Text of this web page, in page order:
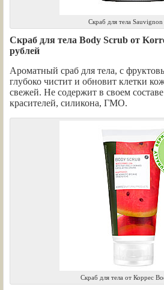
Скраб для тела Sauvignon
Скраб для тела Body Scrub от
рублей
Ароматный сраб для тела, с
глубоко чистит и обновит клетки
свежей. Не содержит в своем
красителей, силикона, ГМО.
Скраб для тела от Коррес